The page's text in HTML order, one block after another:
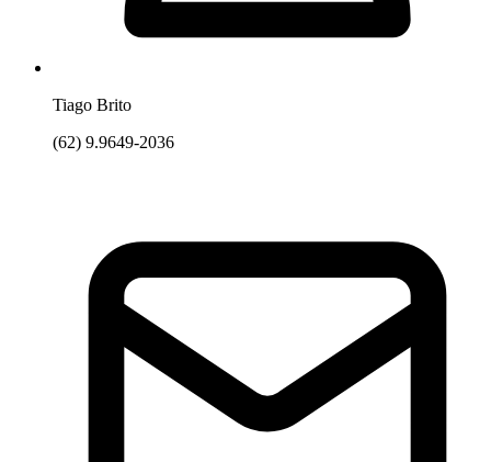
Tiago Brito
(62) 9.9649-2036